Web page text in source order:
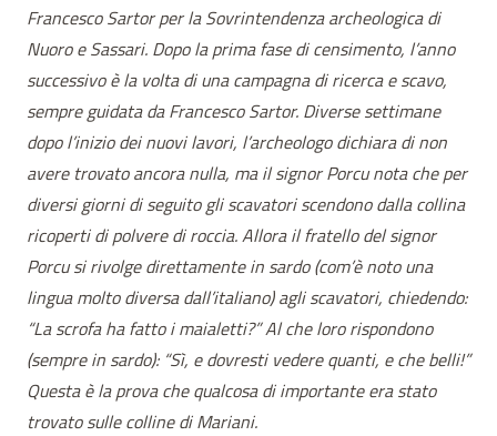
Francesco Sartor per la Sovrintendenza archeologica di
Nuoro e Sassari. Dopo la prima fase di censimento, l’anno
successivo è la volta di una campagna di ricerca e scavo,
sempre guidata da Francesco Sartor. Diverse settimane
dopo l’inizio dei nuovi lavori, l’archeologo dichiara di non
avere trovato ancora nulla, ma il signor Porcu nota che per
diversi giorni di seguito gli scavatori scendono dalla collina
ricoperti di polvere di roccia. Allora il fratello del signor
Porcu si rivolge direttamente in sardo (com’è noto una
lingua molto diversa dall’italiano) agli scavatori, chiedendo:
“La scrofa ha fatto i maialetti?” Al che loro rispondono
(sempre in sardo): “Sì, e dovresti vedere quanti, e che belli!”
Questa è la prova che qualcosa di importante era stato
trovato sulle colline di Mariani.